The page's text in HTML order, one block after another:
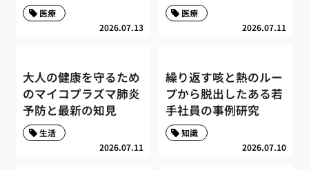
2026.07.13
医療
2026.07.11
医療
大人の健康を守るため
のマイコプラズマ肺炎
予防と最新の知見
2026.07.11
生活
繰り返す咳と熱のルー
プから脱出したある若
手社員の事例研究
2026.07.10
知識